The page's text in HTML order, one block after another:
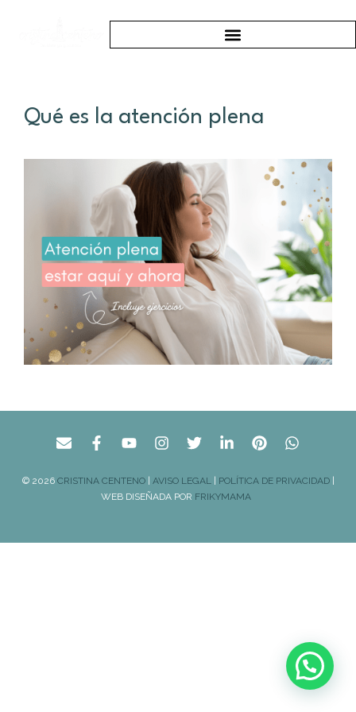
Qué es la atención plena
© 2026 CRISTINA CENTENO| AVISO LEGAL | POLÍTICA DE PRIVACIDAD|
WEB DISEÑADA POR FRIKYMAMA